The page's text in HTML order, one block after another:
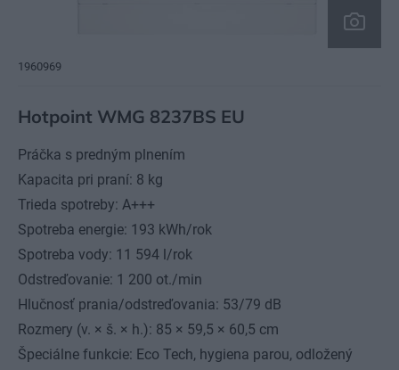
1960969
Hotpoint WMG 8237BS EU
Práčka s predným plnením
Kapacita pri praní: 8 kg
Trieda spotreby: A+++
Spotreba energie: 193 kWh/rok
Spotreba vody: 11 594 l/rok
Odstreďovanie: 1 200 ot./min
Hlučnosť prania/odstreďovania: 53/79 dB
Rozmery (v. × š. × h.): 85 × 59,5 × 60,5 cm
Špeciálne funkcie: Eco Tech, hygiena parou, odložený